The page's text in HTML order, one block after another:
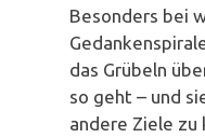
Besonders bei
das Grübeln
so geht – und
andere Ziele zu